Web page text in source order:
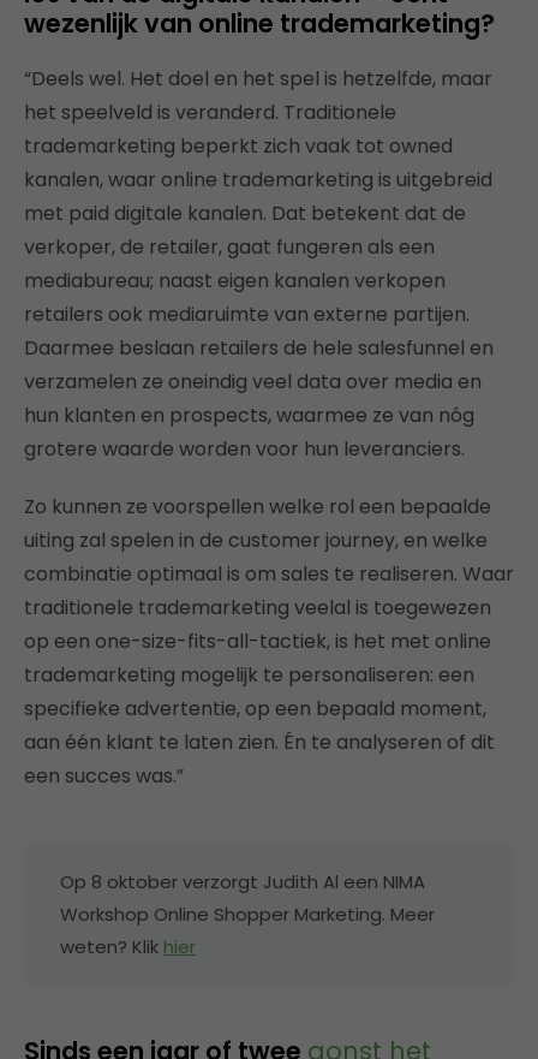
wezenlijk van online trademarketing?
“Deels wel. Het doel en het spel is hetzelfde, maar
het speelveld is veranderd. Traditionele
trademarketing beperkt zich vaak tot owned
kanalen, waar online trademarketing is uitgebreid
met paid digitale kanalen. Dat betekent dat de
verkoper, de retailer, gaat fungeren als een
mediabureau; naast eigen kanalen verkopen
retailers ook mediaruimte van externe partijen.
Daarmee beslaan retailers de hele salesfunnel en
verzamelen ze oneindig veel data over media en
hun klanten en prospects, waarmee ze van nóg
grotere waarde worden voor hun leveranciers.
Zo kunnen ze voorspellen welke rol een bepaalde
uiting zal spelen in de customer journey, en welke
combinatie optimaal is om sales te realiseren. Waar
traditionele trademarketing veelal is toegewezen
op een one-size-fits-all-tactiek, is het met online
trademarketing mogelijk te personaliseren: een
specifieke advertentie, op een bepaald moment,
aan één klant te laten zien. Én te analyseren of dit
een succes was.”
Op 8 oktober verzorgt Judith Al een NIMA
Workshop Online Shopper Marketing. Meer
weten? Klik hier
Sinds een jaar of twee gonst het